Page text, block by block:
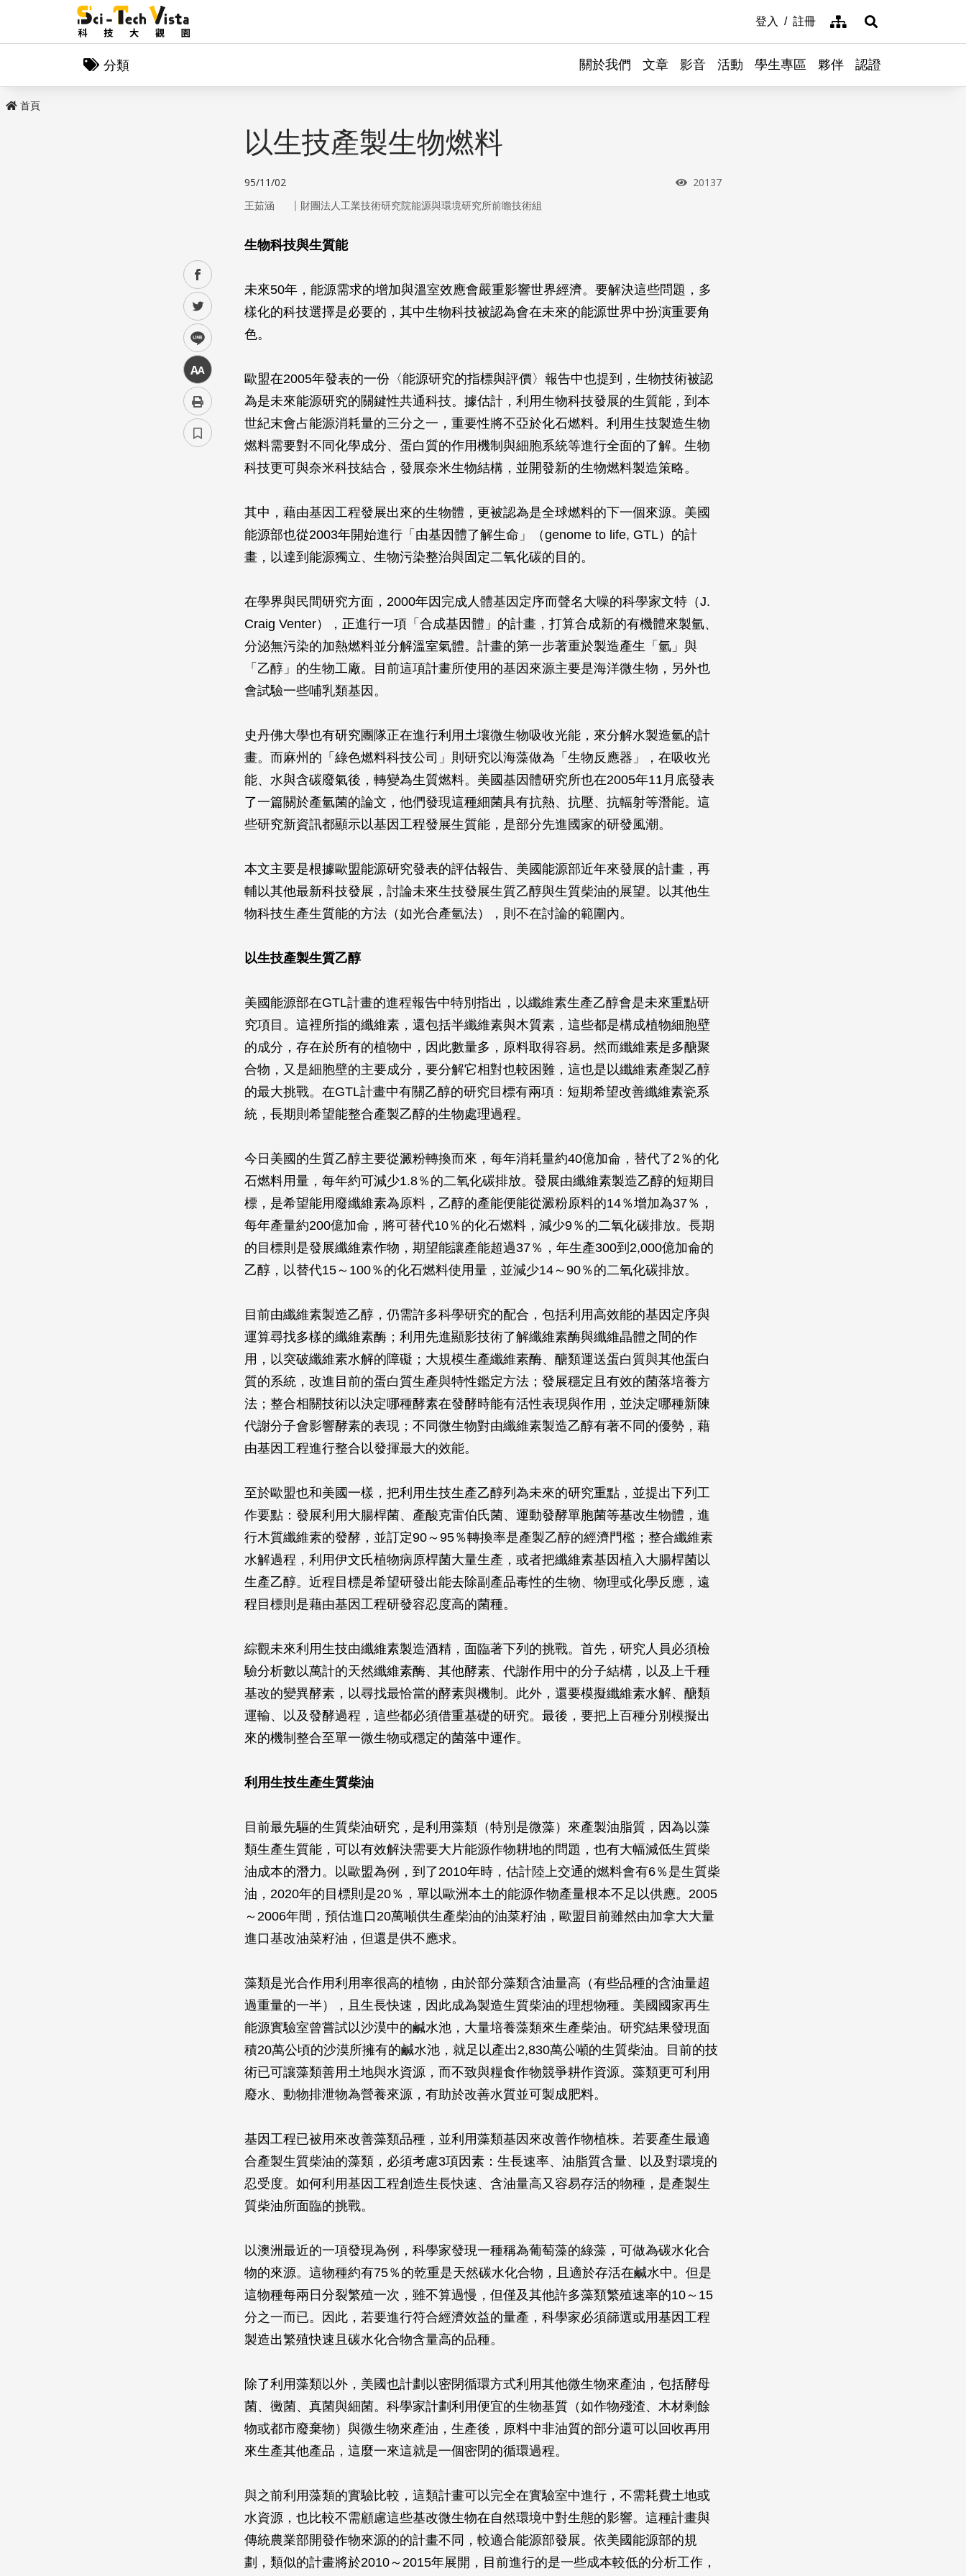
登入 註冊 網站導覽展開搜尋
分類 關於我們 文章 影音 活動 學生專區 夥伴 認證
首頁
facebook
twitter
line
中
以生技產製生物燃料
95/11/02 瀏覽次數
20137
王茹涵 ｜ 財團法人工業技術研究院能源與環境研究所前瞻技術組
生物科技與生質能
未來50年，能源需求的增加與溫室效應會嚴重影響世界經濟。要解決這些問題，多
樣化的科技選擇是必要的，其中生物科技被認為會在未來的能源世界中扮演重要角
色。
歐盟在2005年發表的一份〈能源研究的指標與評價〉報告中也提到，生物技術被認
為是未來能源研究的關鍵性共通科技。據估計，利用生物科技發展的生質能，到本
世紀末會占能源消耗量的三分之一，重要性將不亞於化石燃料。利用生技製造生物
燃料需要對不同化學成分、蛋白質的作用機制與細胞系統等進行全面的了解。生物
科技更可與奈米科技結合，發展奈米生物結構，並開發新的生物燃料製造策略。
其中，藉由基因工程發展出來的生物體，更被認為是全球燃料的下一個來源。美國
能源部也從2003年開始進行「由基因體了解生命」（genome to life, GTL）的計
畫，以達到能源獨立、生物污染整治與固定二氧化碳的目的。
在學界與民間研究方面，2000年因完成人體基因定序而聲名大噪的科學家文特（J.
Craig Venter），正進行一項「合成基因體」的計畫，打算合成新的有機體來製氫、
分泌無污染的加熱燃料並分解溫室氣體。計畫的第一步著重於製造產生「氫」與
「乙醇」的生物工廠。目前這項計畫所使用的基因來源主要是海洋微生物，另外也
會試驗一些哺乳類基因。
史丹佛大學也有研究團隊正在進行利用土壤微生物吸收光能，來分解水製造氫的計
畫。而麻州的「綠色燃料科技公司」則研究以海藻做為「生物反應器」，在吸收光
能、水與含碳廢氣後，轉變為生質燃料。美國基因體研究所也在2005年11月底發表
了一篇關於產氫菌的論文，他們發現這種細菌具有抗熱、抗壓、抗輻射等潛能。這
些研究新資訊都顯示以基因工程發展生質能，是部分先進國家的研發風潮。
本文主要是根據歐盟能源研究發表的評估報告、美國能源部近年來發展的計畫，再
輔以其他最新科技發展，討論未來生技發展生質乙醇與生質柴油的展望。以其他生
物科技生產生質能的方法（如光合產氫法），則不在討論的範圍內。
以生技產製生質乙醇
美國能源部在GTL計畫的進程報告中特別指出，以纖維素生產乙醇會是未來重點研
究項目。這裡所指的纖維素，還包括半纖維素與木質素，這些都是構成植物細胞壁
的成分，存在於所有的植物中，因此數量多，原料取得容易。然而纖維素是多醣聚
合物，又是細胞壁的主要成分，要分解它相對也較困難，這也是以纖維素產製乙醇
的最大挑戰。在GTL計畫中有關乙醇的研究目標有兩項：短期希望改善纖維素瓷系
統，長期則希望能整合產製乙醇的生物處理過程。
今日美國的生質乙醇主要從澱粉轉換而來，每年消耗量約40億加侖，替代了2％的化
石燃料用量，每年約可減少1.8％的二氧化碳排放。發展由纖維素製造乙醇的短期目
標，是希望能用廢纖維素為原料，乙醇的產能便能從澱粉原料的14％增加為37％，
每年產量約200億加侖，將可替代10％的化石燃料，減少9％的二氧化碳排放。長期
的目標則是發展纖維素作物，期望能讓產能超過37％，年生產300到2,000億加侖的
乙醇，以替代15～100％的化石燃料使用量，並減少14～90％的二氧化碳排放。
目前由纖維素製造乙醇，仍需許多科學研究的配合，包括利用高效能的基因定序與
運算尋找多樣的纖維素酶；利用先進顯影技術了解纖維素酶與纖維晶體之間的作
用，以突破纖維素水解的障礙；大規模生產纖維素酶、醣類運送蛋白質與其他蛋白
質的系統，改進目前的蛋白質生產與特性鑑定方法；發展穩定且有效的菌落培養方
法；整合相關技術以決定哪種酵素在發酵時能有活性表現與作用，並決定哪種新陳
代謝分子會影響酵素的表現；不同微生物對由纖維素製造乙醇有著不同的優勢，藉
由基因工程進行整合以發揮最大的效能。
至於歐盟也和美國一樣，把利用生技生產乙醇列為未來的研究重點，並提出下列工
作要點：發展利用大腸桿菌、產酸克雷伯氏菌、運動發酵單胞菌等基改生物體，進
行木質纖維素的發酵，並訂定90～95％轉換率是產製乙醇的經濟門檻；整合纖維素
水解過程，利用伊文氏植物病原桿菌大量生產，或者把纖維素基因植入大腸桿菌以
生產乙醇。近程目標是希望研發出能去除副產品毒性的生物、物理或化學反應，遠
程目標則是藉由基因工程研發容忍度高的菌種。
綜觀未來利用生技由纖維素製造酒精，面臨著下列的挑戰。首先，研究人員必須檢
驗分析數以萬計的天然纖維素酶、其他酵素、代謝作用中的分子結構，以及上千種
基改的變異酵素，以尋找最恰當的酵素與機制。此外，還要模擬纖維素水解、醣類
運輸、以及發酵過程，這些都必須借重基礎的研究。最後，要把上百種分別模擬出
來的機制整合至單一微生物或穩定的菌落中運作。
利用生技生產生質柴油
目前最先驅的生質柴油研究，是利用藻類（特別是微藻）來產製油脂質，因為以藻
類生產生質能，可以有效解決需要大片能源作物耕地的問題，也有大幅減低生質柴
油成本的潛力。以歐盟為例，到了2010年時，估計陸上交通的燃料會有6％是生質柴
油，2020年的目標則是20％，單以歐洲本土的能源作物產量根本不足以供應。2005
～2006年間，預估進口20萬噸供生產柴油的油菜籽油，歐盟目前雖然由加拿大大量
進口基改油菜籽油，但還是供不應求。
藻類是光合作用利用率很高的植物，由於部分藻類含油量高（有些品種的含油量超
過重量的一半），且生長快速，因此成為製造生質柴油的理想物種。美國國家再生
能源實驗室曾嘗試以沙漠中的鹹水池，大量培養藻類來生產柴油。研究結果發現面
積20萬公頃的沙漠所擁有的鹹水池，就足以產出2,830萬公噸的生質柴油。目前的技
術已可讓藻類善用土地與水資源，而不致與糧食作物競爭耕作資源。藻類更可利用
廢水、動物排泄物為營養來源，有助於改善水質並可製成肥料。
基因工程已被用來改善藻類品種，並利用藻類基因來改善作物植株。若要產生最適
合產製生質柴油的藻類，必須考慮3項因素：生長速率、油脂質含量、以及對環境的
忍受度。如何利用基因工程創造生長快速、含油量高又容易存活的物種，是產製生
質柴油所面臨的挑戰。
以澳洲最近的一項發現為例，科學家發現一種稱為葡萄藻的綠藻，可做為碳水化合
物的來源。這物種約有75％的乾重是天然碳水化合物，且適於存活在鹹水中。但是
這物種每兩日分裂繁殖一次，雖不算過慢，但僅及其他許多藻類繁殖速率的10～15
分之一而已。因此，若要進行符合經濟效益的量產，科學家必須篩選或用基因工程
製造出繁殖快速且碳水化合物含量高的品種。
除了利用藻類以外，美國也計劃以密閉循環方式利用其他微生物來產油，包括酵母
菌、黴菌、真菌與細菌。科學家計劃利用便宜的生物基質（如作物殘渣、木材剩餘
物或都市廢棄物）與微生物來產油，生產後，原料中非油質的部分還可以回收再用
來生產其他產品，這麼一來這就是一個密閉的循環過程。
與之前利用藻類的實驗比較，這類計畫可以完全在實驗室中進行，不需耗費土地或
水資源，也比較不需顧慮這些基改微生物在自然環境中對生態的影響。這種計畫與
傳統農業部開發作物來源的的計畫不同，較適合能源部發展。依美國能源部的規
劃，類似的計畫將於2010～2015年展開，目前進行的是一些成本較低的分析工作，